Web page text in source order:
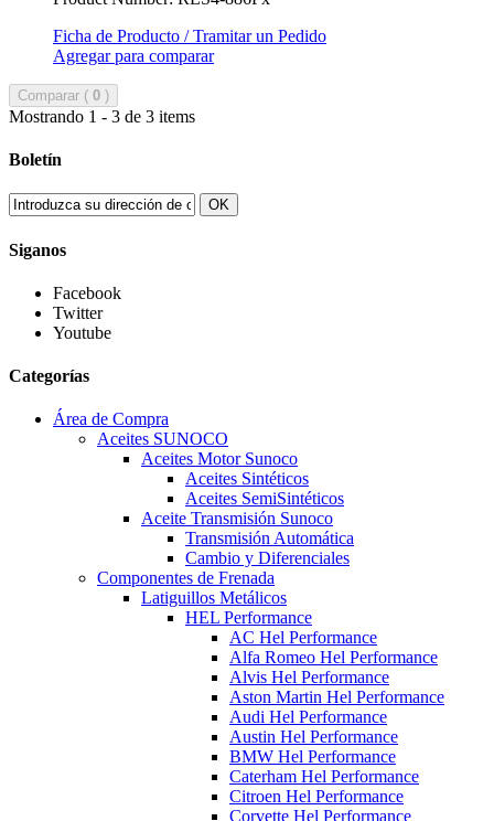
Ficha de Producto / Tramitar un Pedido
Agregar para comparar
Comparar ( 0 )
Mostrando 1 - 3 de 3 items
Boletín
OK
Siganos
Facebook
Twitter
Youtube
Categorías
Área de Compra
Aceites SUNOCO
Aceites Motor Sunoco
Aceites Sintéticos
Aceites SemiSintéticos
Aceite Transmisión Sunoco
Transmisión Automática
Cambio y Diferenciales
Componentes de Frenada
Latiguillos Metálicos
HEL Performance
AC Hel Performance
Alfa Romeo Hel Performance
Alvis Hel Performance
Aston Martin Hel Performance
Audi Hel Performance
Austin Hel Performance
BMW Hel Performance
Caterham Hel Performance
Citroen Hel Performance
Corvette Hel Performance